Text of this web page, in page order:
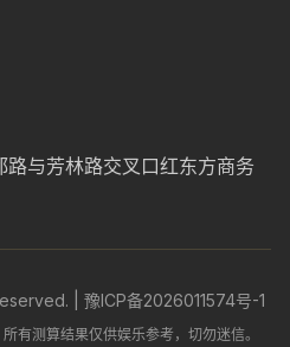
与芳林路交叉口红东方商务
| 豫ICP备2026011574号-1
有测算结果仅供娱乐参考，切勿迷信。